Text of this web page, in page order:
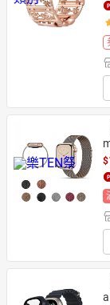
$